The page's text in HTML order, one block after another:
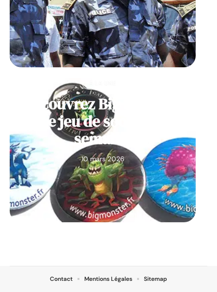
Découvrez Big Monster,
notre jeu de société de la
semaine
10 mars 2026
Contact Mentions Légales Sitemap